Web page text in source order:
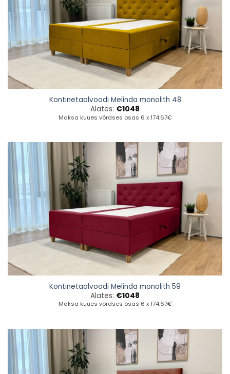
Kontinetaalvoodi Melinda monolith 48
Alates: €1048
Maksa kuues võrdses osas 6 x 174.67€
Kontinetaalvoodi Melinda monolith 59
Alates: €1048
Maksa kuues võrdses osas 6 x 174.67€